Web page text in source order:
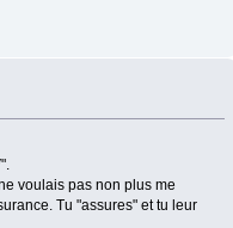
voulais pas non plus me
Tu "assures" et tu leur